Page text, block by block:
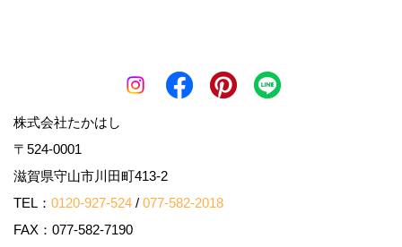
株式会社たかはし
〒524-0001
滋賀県守山市川田町413-2
TEL： 0120-927-524 / 077-582-2018
FAX：077-582-7190